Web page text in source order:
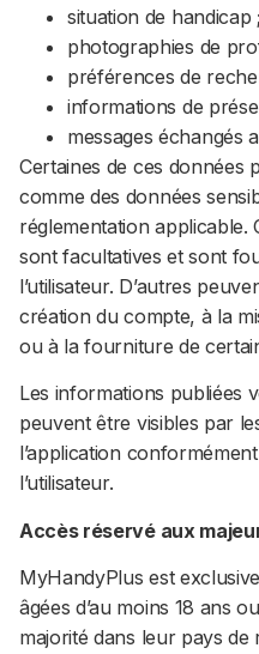
situation de handicap ;
photographies de
préférences de
informations de
messages échangés
Certaines de ces données
comme des données
réglementation applicable.
sont facultatives et sont
l’utilisateur. D’autres
création du compte, à la
ou à la fourniture de
Les informations publiées
peuvent être visibles par
l’application
l’utilisateur.
Accès réservé aux
MyHandyPlus est
âgées d’au moins 18 ans
majorité dans leur pays de